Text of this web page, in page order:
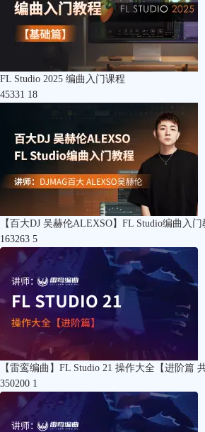
FL Studio 2025 编曲入门课程
45331 18
【百大DJ 吴赫伦ALEXSO】FL Studio编曲入门
163263 5
【雷鸾编曲】FL Studio 21 操作大全【进阶篇
350200 1